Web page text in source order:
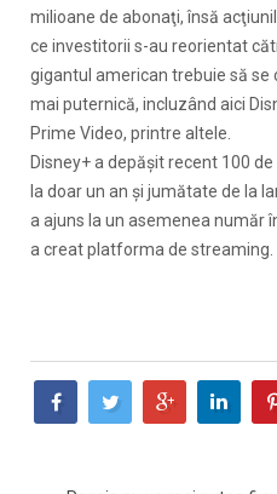
milioane de abonaţi, însă
ce investitorii s-au reorientat
gigantul american trebuie să
mai puternică, incluzând aici
Prime Video, printre altele.
Disney+ a depăşit recent 100
la doar un an şi jumătate de la
a ajuns la un asemenea număr
a creat platforma de streaming.